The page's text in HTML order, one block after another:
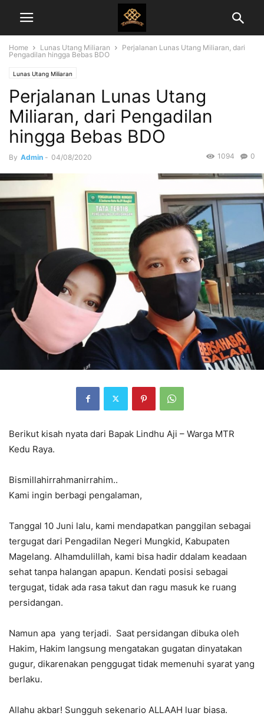
Home Lunas Utang Miliaran
Perjalanan Lunas Utang Miliaran, dari
Pengadilan hingga Bebas BDO
Lunas Utang Miliaran
Perjalanan Lunas Utang
Miliaran, dari Pengadilan
hingga Bebas BDO
By Admin - 04/08/2020 0
1094
Berikut kisah nyata dari Bapak Lindhu Aji – Warga MTR
Kedu Raya.
Bismillahirrahmanirrahim..
Kami ingin berbagi pengalaman,
Tanggal 10 Juni lalu, kami mendapatkan panggilan sebagai
tergugat dari Pengadilan Negeri Mungkid, Kabupaten
Magelang. Alhamdulillah, kami bisa hadir ddalam keadaan
sehat tanpa halangan apapun. Kendati posisi sebagai
tergugat, tidak ada rasa takut dan ragu masuk ke ruang
persidangan.
Namun apa yang terjadi. Saat persidangan dibuka oleh
Hakim, Hakim langsung mengatakan gugatan dinyatakan
gugur, dikarenakan penggugat tidak memenuhi syarat yang
berlaku.
Allahu akbar! Sungguh sekenario ALLAAH luar biasa.